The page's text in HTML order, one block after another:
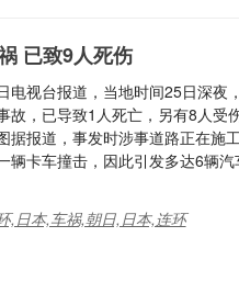
已致9人死伤
电视台报道，当地时间25日深夜
故，已导致1人死亡，另有8人受
据报道，事发时涉事道路正在施
辆卡车撞击，因此引发多达6辆
,日本,车祸,朝日,日本,连环